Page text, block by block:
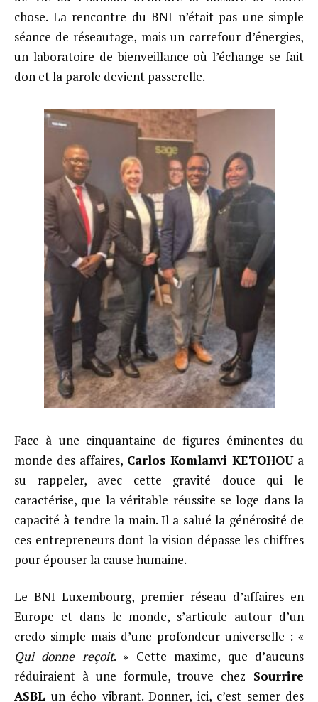
chose. La rencontre du BNI n’était pas une simple
séance de réseautage, mais un carrefour d’énergies,
un laboratoire de bienveillance où l’échange se fait
don et la parole devient passerelle.
Face à une cinquantaine de figures éminentes du
monde des affaires, Carlos Komlanvi KETOHOUa
su rappeler, avec cette gravité douce qui le
caractérise, que la véritable réussite se loge dans la
capacité à tendre la main. Il a salué la générosité de
ces entrepreneurs dont la vision dépasse les chiffres
pour épouser la cause humaine.
Le BNI Luxembourg, premier réseau d’affaires en
Europe et dans le monde, s’articule autour d’un
credo simple mais d’une profondeur universelle : «
Qui donne reçoit. » Cette maxime, que d’aucuns
réduiraient à une formule, trouve chez Sourrire
ASBL un écho vibrant. Donner, ici, c’est semer des